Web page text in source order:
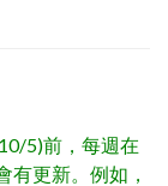
5)前，每週在
更新。例如，